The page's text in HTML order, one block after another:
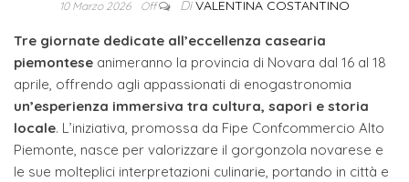
10 Marzo 2026 Off Di VALENTINA COSTANTINO
Tre giornate dedicate all’eccellenza casearia
piemontese animeranno la provincia di Novara dal 16 al 18
aprile, offrendo agli appassionati di enogastronomia
un’esperienza immersiva tra cultura, sapori e storia
locale. L’iniziativa, promossa da Fipe Confcommercio Alto
Piemonte, nasce per valorizzare il gorgonzola novarese e
le sue molteplici interpretazioni culinarie, portando in città e